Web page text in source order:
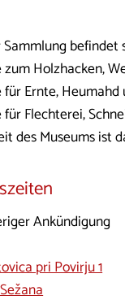
Sammlung
Holzhacken,
Ernte,
Flechterei,
des Museums ist
Ankündigung
pri Povirju 1